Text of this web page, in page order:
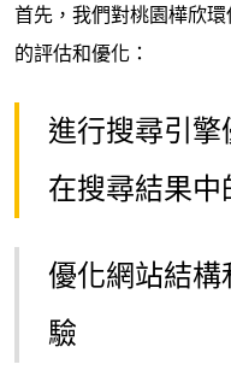
首先，我們對桃園樺欣
的評估和優化：
進行搜尋引擎
在搜尋結果中
優化網站結
驗